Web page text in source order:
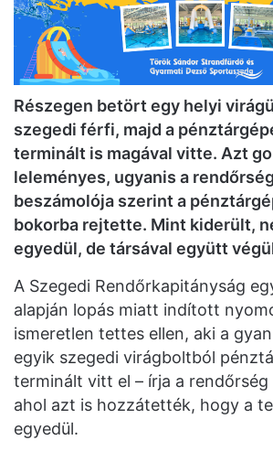
Részegen betört egy helyi
szegedi férfi, majd a
terminált is magával vitte. Azt
leleményes, ugyanis a
beszámolója szerint a
bokorba rejtette. Mint kiderült,
egyedül, de társával együtt
A Szegedi Rendőrkapitányság
alapján lopás miatt indított
ismeretlen tettes ellen, aki a
egyik szegedi virágboltból
terminált vitt el – írja a rendőrség
ahol azt is hozzátették, hogy a
egyedül.